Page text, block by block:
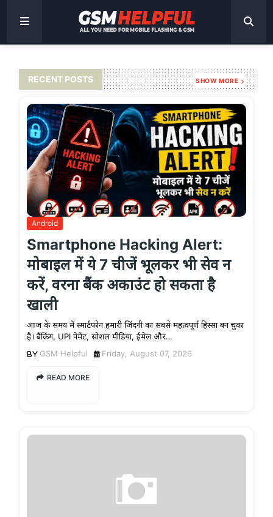
RECENT POSTS SHOW MORE
Android
Smartphone Hacking Alert:
मोबाइल में ये 7 चीजें भूलकर भी सेव न
करें, वरना बैंक अकाउंट हो सकता है
खाली
आज के समय में स्मार्टफोन हमारी जिंदगी का सबसे महत्वपूर्ण हिस्सा बन चुका
है। बैंकिंग, UPI पेमेंट, सोशल मीडिया, ईमेल और…
GSM Helpful
Friday, August 07, 2026
READ MORE